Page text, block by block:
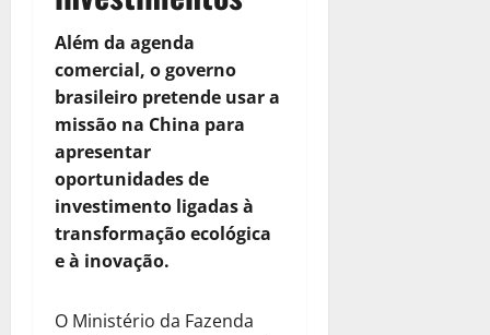
Além da agenda
comercial, o governo
brasileiro pretende usar a
missão na China para
apresentar
oportunidades de
investimento ligadas à
transformação ecológica
e à inovação.
O Ministério da Fazenda